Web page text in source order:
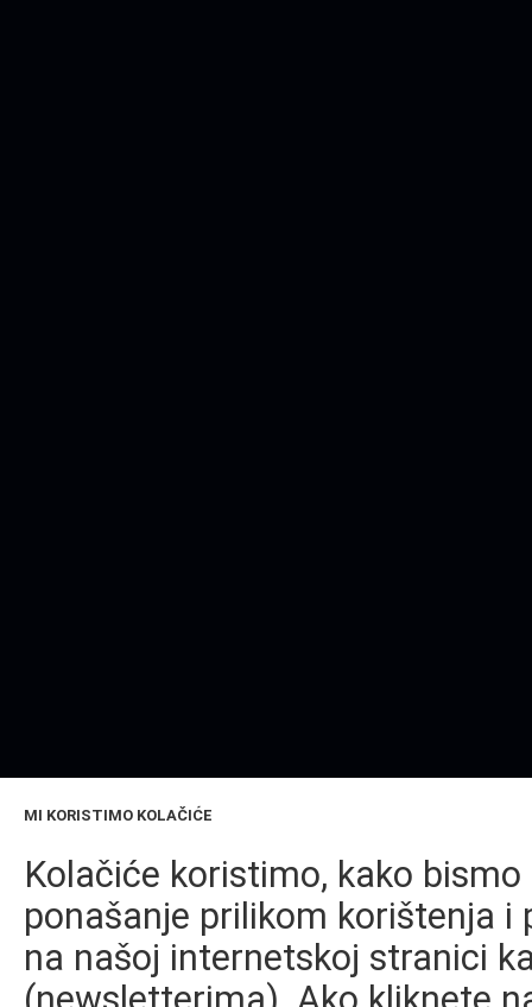
MI KORISTIMO KOLAČIĆE
Kolačiće koristimo, kako
ponašanje prilikom korištenja
na našoj internetskoj stranici